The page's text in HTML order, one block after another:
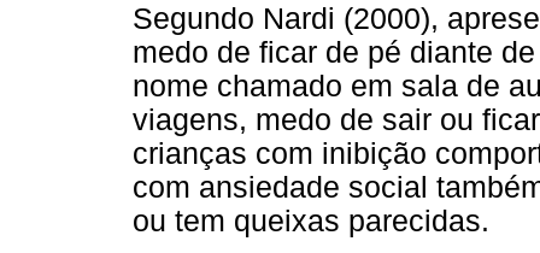
Segundo Nardi (2000),
medo de ficar de pé diante
nome chamado em sala de
viagens, medo de sair ou
crianças com inibição
com ansiedade social
ou tem queixas parecidas.